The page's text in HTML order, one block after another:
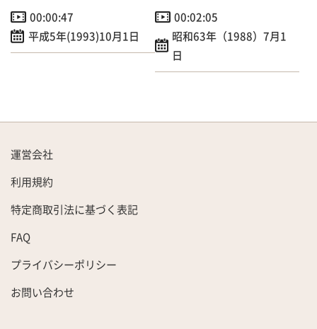
00:00:47
平成5年(1993)10月1日
00:02:05
昭和63年（1988）7月1
日
運営会社
利用規約
特定商取引法に基づく表記
FAQ
プライバシーポリシー
お問い合わせ